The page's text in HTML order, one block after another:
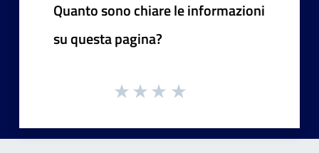
Quanto sono chiare le informazioni
su questa pagina?